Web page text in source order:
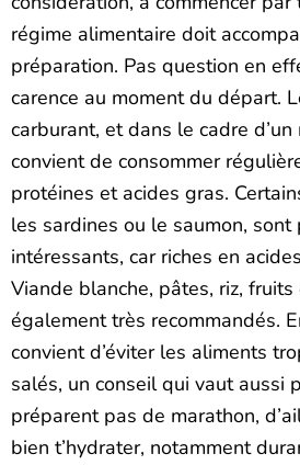
régime alimentaire doit
préparation. Pas question en
carence au moment du départ.
carburant, et dans le cadre
convient de consommer
protéines et acides gras.
les sardines ou le saumon,
intéressants, car riches en
Viande blanche, pâtes, riz,
également très recommandés.
convient d’éviter les aliments
salés, un conseil qui vaut aussi
préparent pas de marathon,
bien t’hydrater, notamment